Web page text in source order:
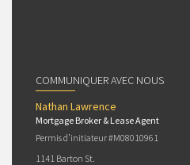
COMMUNIQUER AVEC NOUS
Nathan Lawrence
Mortgage Broker & Lease Agent
Permis d’initiateur #M08010961
1141 Barton St.